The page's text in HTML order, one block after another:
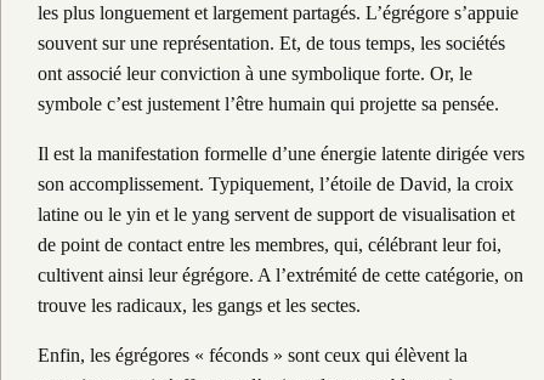
les plus longuement et largement partagés. L’égrégore s’appuie
souvent sur une représentation. Et, de tous temps, les sociétés
ont associé leur conviction à une symbolique forte. Or, le
symbole c’est justement l’être humain qui projette sa pensée.
Il est la manifestation formelle d’une énergie latente dirigée vers
son accomplissement. Typiquement, l’étoile de David, la croix
latine ou le yin et le yang servent de support de visualisation et
de point de contact entre les membres, qui, célébrant leur foi,
cultivent ainsi leur égrégore. A l’extrémité de cette catégorie, on
trouve les radicaux, les gangs et les sectes.
Enfin, les égrégores « féconds » sont ceux qui élèvent la